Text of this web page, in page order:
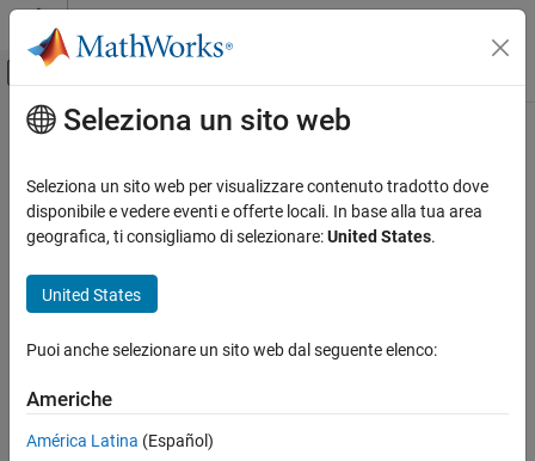
Vai al contenuto
Attiva/disattiva menu di navigazione
Pagina iniziale della documentazione
FPGA, ASIC, and SoC Development
Contenuto principale
Seleziona un sito web
Seleziona un sito web per visualizzare contenuto tradotto dove
disponibile e vedere eventi e offerte locali. In base alla tua area
geografica, ti consigliamo di selezionare:United States.
United States
Puoi anche selezionare un sito web dal seguente elenco:
Americhe
América Latina (Español)